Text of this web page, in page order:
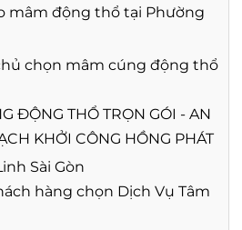
mâm động thổ tại Phường
chọn mâm cúng động thổ
ĐỘNG THỔ TRỌN GÓI - AN
KHỞI CÔNG HỒNG PHÁT
Sài Gòn
hàng chọn Dịch Vụ Tâm